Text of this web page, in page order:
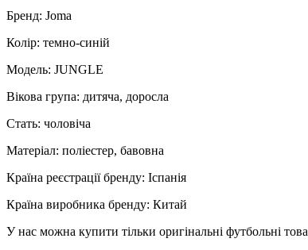
Бренд: Joma
Колір: темно-синій
Модель: JUNGLE
Вікова група: дитяча, доросла
Стать: чоловіча
Матеріал: поліестер, бавовна
Країна реєстрації бренду: Іспанія
Країна виробника бренду: Китай
У нас можна купити тільки оригінальні футбольні